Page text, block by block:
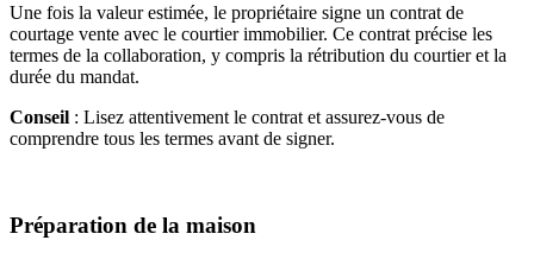
Une fois la valeur estimée, le propriétaire signe un contrat de
courtage vente avec le courtier immobilier. Ce contrat précise les
termes de la collaboration, y compris la rétribution du courtier et la
durée du mandat.
Conseil : Lisez attentivement le contrat et assurez-vous de
comprendre tous les termes avant de signer.
Préparation de la maison